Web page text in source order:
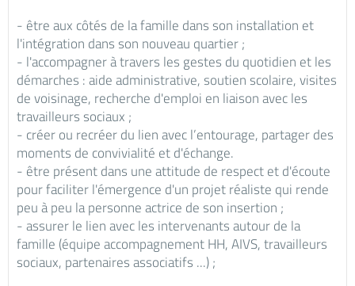
- être aux côtés de la famille dans son installation et
l'intégration dans son nouveau quartier ;
- l'accompagner à travers les gestes du quotidien et les
démarches : aide administrative, soutien scolaire, visites
de voisinage, recherche d'emploi en liaison avec les
travailleurs sociaux ;
- créer ou recréer du lien avec l’entourage, partager des
moments de convivialité et d'échange.
- être présent dans une attitude de respect et d'écoute
pour faciliter l'émergence d'un projet réaliste qui rende
peu à peu la personne actrice de son insertion ;
- assurer le lien avec les intervenants autour de la
famille (équipe accompagnement HH, AIVS, travailleurs
sociaux, partenaires associatifs ...) ;